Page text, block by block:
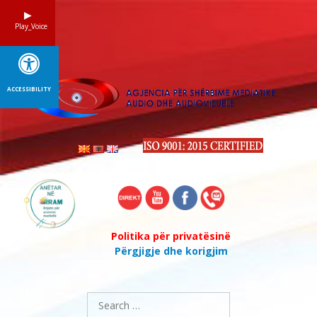
Politika për privatësinë
Përgjigje dhe korigjim
Search
for:
Play_Voice
ACCESSIBILITY